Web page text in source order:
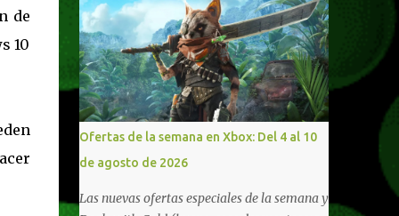
de
10
Ofertas de la semana en Xbox: Del 4 al 10
de agosto de 2026
Las nuevas ofertas especiales de la semana y